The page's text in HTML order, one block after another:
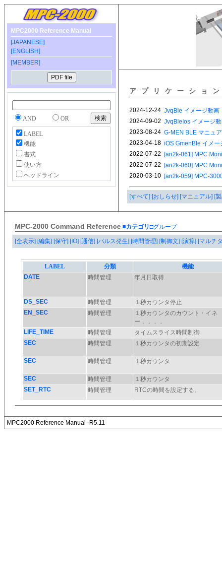
MPC2000 Reference Manual
[JAPANESE]
[ENGLISH]
[MEMBER]
AND OR
LABEL
機能
書式
使い方
ヘッドライン
アプリケーショ
[すべて] [おしらせ] [マニュアル] [
MPC-2000 Command Reference ■カテゴリ□グループ
[全表示] [編集] [保守] [IO] [通信] [パルス発生] [時間管理] [制御文] [演算] [マルチ
MPC2000 Reference Manual -R5.11-